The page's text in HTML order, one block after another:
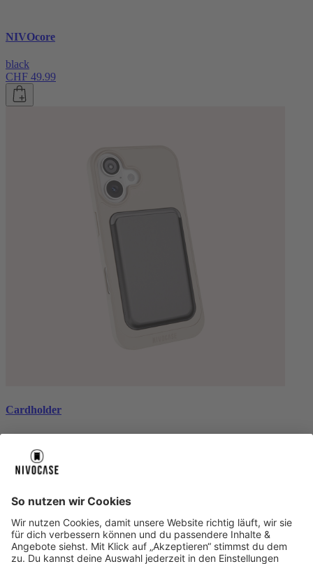
NIVOcore
black
CHF 49.99
Cardholder
black
CHF 26.99
Über uns Über uns
About NIVOCASE NIVOCASE Test Lab Schreib uns